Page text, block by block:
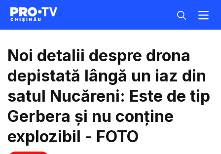
Noi detalii despre drona
depistată lângă un iaz din
satul Nucăreni: Este de tip
Gerbera și nu conține
explozibil - FOTO